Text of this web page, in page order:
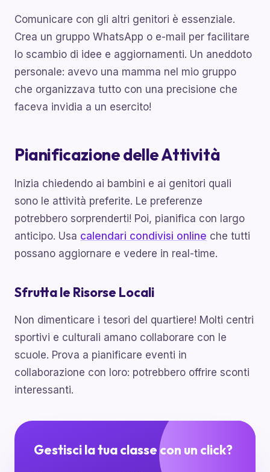
Comunicare con gli altri genitori è essenziale.
Crea un gruppo WhatsApp o e-mail per facilitare
lo scambio di idee e aggiornamenti. Un aneddoto
personale: avevo una mamma nel mio gruppo
che organizzava tutto con una precisione che
faceva invidia a un esercito!
Pianificazione delle Attività
Inizia chiedendo ai bambini e ai genitori quali
sono le attività preferite. Le preferenze
potrebbero sorprenderti! Poi, pianifica con largo
anticipo. Usa calendari condivisi online che tutti
possano aggiornare e vedere in real-time.
Sfrutta le Risorse Locali
Non dimenticare i tesori del quartiere! Molti centri
sportivi e culturali amano collaborare con le
scuole. Prova a pianificare eventi in
collaborazione con loro: potrebbero offrire sconti
interessanti.
Gestisci la tua classe con un click?